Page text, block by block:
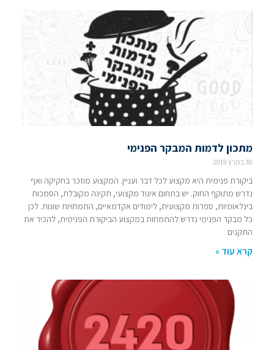
מתכון לדמות המבקר הפנימי
30 במרץ 2019
ביקורת פנימית היא מקצוע לכל דבר ועניין. המקצוע מוזכר בחקיקה ואף
נדרש מתוקף החוק. יש בתחום איגוד מקצועי, תקינה מקובלת, הסמכות
בינלאומיות, ספרות מקצועית, לימודים אקדמאיים, התמחויות שונות. לכן
כל מבקר הפנימי נדרש להתמחות במקצוע הביקורת הפנימית, להכיר את
התקנים
קרא עוד »